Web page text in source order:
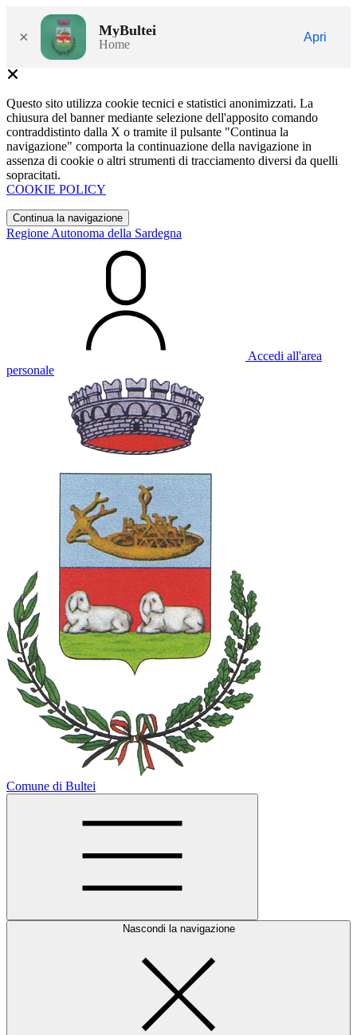
× MyBultei
Home
Apri
Questo sito utilizza cookie tecnici e statistici anonimizzati. La
chiusura del banner mediante selezione dell'apposito comando
contraddistinto dalla X o tramite il pulsante "Continua la
navigazione" comporta la continuazione della navigazione in
assenza di cookie o altri strumenti di tracciamento diversi da quelli
sopracitati.
COOKIE POLICY
Continua la navigazione
Regione Autonoma della Sardegna
Accedi all'area
personale
Comune di Bultei
Nascondi la navigazione